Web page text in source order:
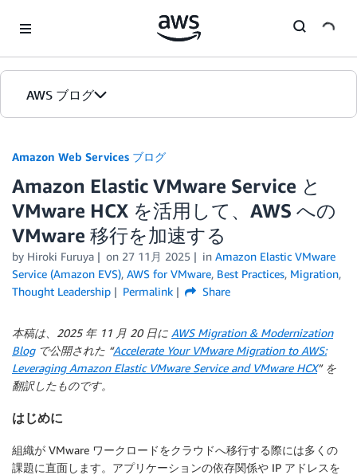
AWS ブログ
カテゴリ
エディション
Amazon Web Services ブログ
Amazon Elastic VMware Service と
VMware HCX を活用して、AWS への
VMware 移行を加速する
by Hiroki Furuya on 27 11月 2025 in Amazon Elastic VMware
Service (Amazon EVS), AWS for VMware, Best Practices, Migration,
Thought Leadership
Permalink Share
本稿は、2025 年 11 月 20 日に AWS Migration & Modernization
Blogで公開された “Accelerate Your VMware Migration to AWS:
Leveraging Amazon Elastic VMware Service and VMware HCX” を
翻訳したものです。
はじめに
組織が VMware ワークロードをクラウドへ移行する際には多くの
課題に直面します。アプリケーションの依存関係や IP アドレスを